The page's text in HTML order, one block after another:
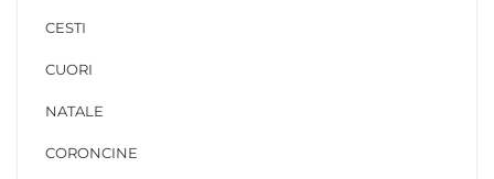
CESTI
CUORI
NATALE
CORONCINE